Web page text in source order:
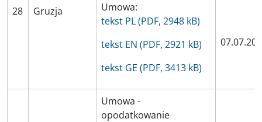
28 Gruzja
Umowa:
tekst PL (PDF, 2948 kB)
tekst EN (PDF, 2921 kB)
tekst GE (PDF, 3413 kB)
Umowa -
opodatkowanie